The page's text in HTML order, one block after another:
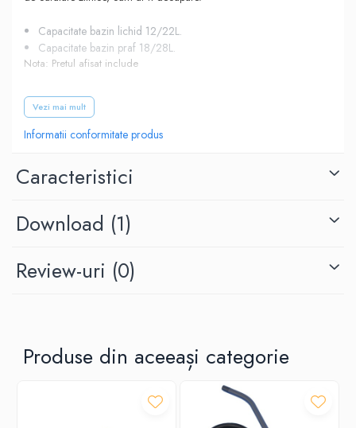
Capacitate bazin lichid 12/22L.
Capacitate bazin praf 18/28L.
Nota: Pretul afisat include
caruciorul metalic
Vezi mai mult
Informatii conformitate produs
Caracteristici
Download (1)
Review-uri (0)
Produse din aceeași categorie